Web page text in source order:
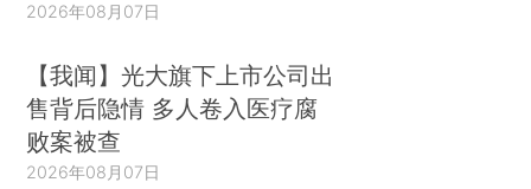
2026年08月07日
【我闻】光大旗下上市公司出
售背后隐情 多人卷入医疗腐
败案被查
2026年08月07日